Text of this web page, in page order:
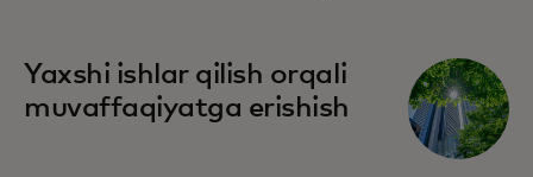
Yaxshi ishlar qilish orqali
muvaffaqiyatga erishish